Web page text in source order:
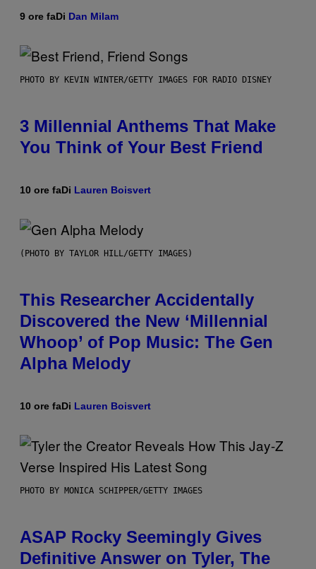
9 ore faDi Dan Milam
PHOTO BY KEVIN WINTER/GETTY IMAGES FOR RADIO DISNEY
3 Millennial Anthems That Make
You Think of Your Best Friend
10 ore faDi Lauren Boisvert
(PHOTO BY TAYLOR HILL/GETTY IMAGES)
This Researcher Accidentally
Discovered the New ‘Millennial
Whoop’ of Pop Music: The Gen
Alpha Melody
10 ore faDi Lauren Boisvert
PHOTO BY MONICA SCHIPPER/GETTY IMAGES
ASAP Rocky Seemingly Gives
Definitive Answer on Tyler, The